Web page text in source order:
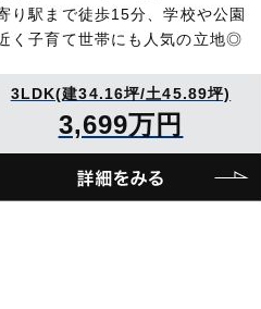
り駅まで徒歩15分、学校や公園
く子育て世帯にも人気の立地◎
3LDK(建34.16坪/土45.89坪)
3,699万円